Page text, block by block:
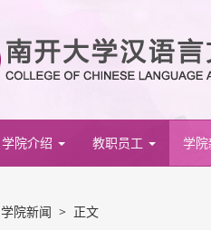
学院介绍 教职员工 学院
学院新闻 > 正文